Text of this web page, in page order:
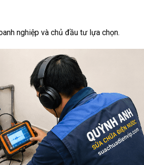
nghiệp và chủ đầu tư lựa chọn.